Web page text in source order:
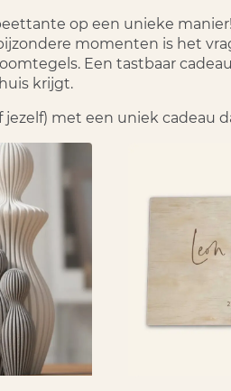
op een unieke manier!
momenten is het
Een tastbaar
krijgt.
jezelf) met een uniek cadeau